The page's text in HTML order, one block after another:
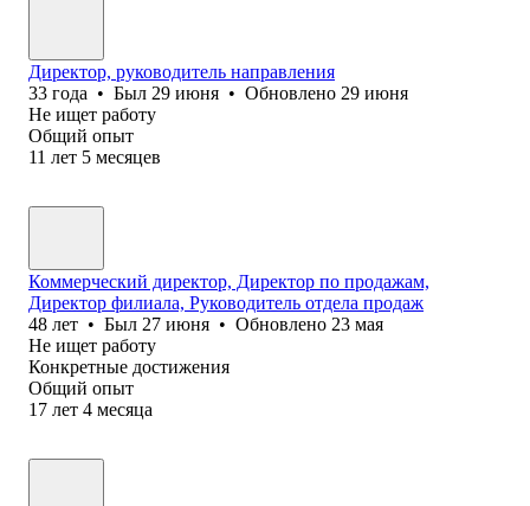
Директор, руководитель направления
33 года • Был 29 июня • Обновлено 29 июня
Не ищет работу
Общий опыт
11 лет 5 месяцев
Коммерческий директор, Директор по продажам,
Директор филиала, Руководитель отдела продаж
48 лет • Был 27 июня • Обновлено 23 мая
Не ищет работу
Конкретные достижения
Общий опыт
17 лет 4 месяца